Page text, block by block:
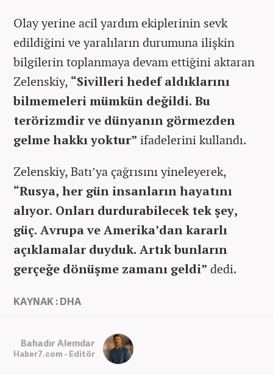
Olay yerine acil yardım ekiplerinin sevk
edildiğini ve yaralıların durumuna ilişkin
bilgilerin toplanmaya devam ettiğini aktaran
Zelenskiy, “Sivilleri hedef aldıklarını
bilmemeleri mümkün değildi. Bu
terörizmdir ve dünyanın görmezden
gelme hakkı yoktur” ifadelerini kullandı.
Zelenskiy, Batı’ya çağrısını yineleyerek,
“Rusya, her gün insanların hayatını
alıyor. Onları durdurabilecek tek şey,
güç. Avrupa ve Amerika’dan kararlı
açıklamalar duyduk. Artık bunların
gerçeğe dönüşme zamanı geldi” dedi.
KAYNAK : DHA
Bahadır Alemdar
Haber7.com - Editör